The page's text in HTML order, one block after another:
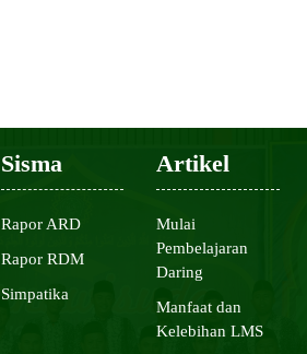
Sisma
Rapor ARD
Rapor RDM
Simpatika
Artikel
Mulai
Pembelajaran
Daring
Manfaat dan
Kelebihan LMS